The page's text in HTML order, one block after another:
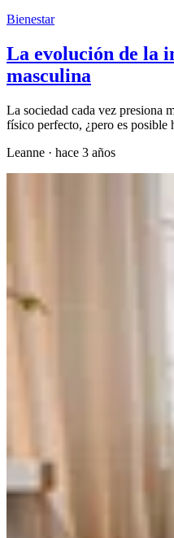
Bienestar
La evolución de la
masculina
La sociedad cada vez presiona
físico perfecto, ¿pero es posible
Leanne · hace 3 años